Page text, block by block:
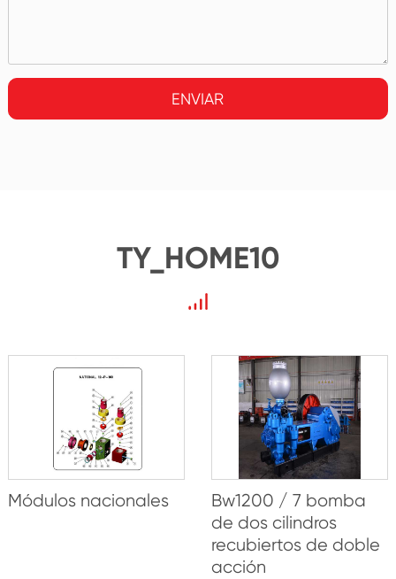
ENVIAR
TY_HOME10
Módulos nacionales
Bw1200 / 7 bomba
de dos cilindros
recubiertos de doble
acción